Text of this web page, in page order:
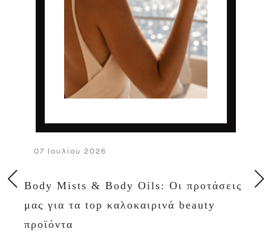
07 Ιουλίου 2026
Body Mists & Body Oils: Οι προτάσεις
μας για τα top καλοκαιρινά beauty
προϊόντα